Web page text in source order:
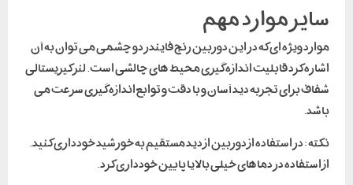
سایر موارد مهم
موارد ویژه ای که در این دوربین رنج فایندر دو چشمی می توان به آن
اشاره کرد قابلیت اندازه گیری محیط های چالشی است. لنز کیریستالی
شفاف برای تجربه دید آسان و با دقت و توابع اندازه گیری سرعت می
باشد.
نکته : در استفاده از دوربین از دید مستقیم به خورشید خودداری کنید.
از استفاده در دماهای خیلی بالا یا پایین خودداری کرد.